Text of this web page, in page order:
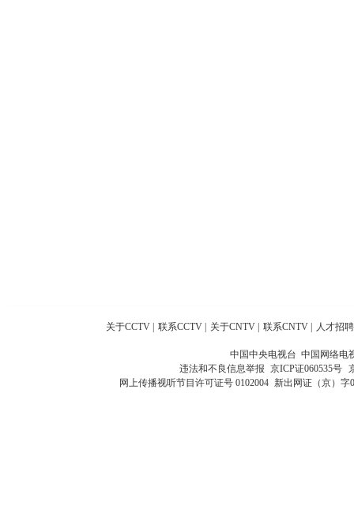
关于CCTV 联系CCTV 关于CNTV 联系CNTV 人才招聘
中国中央电视台 中国网络电
违法和不良信息举报 京ICP证060535号
网上传播视听节目许可证号 0102004 新出网证（京）